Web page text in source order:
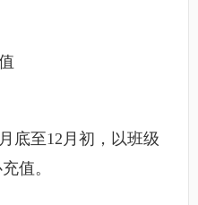
底至12月初，以班级
值。